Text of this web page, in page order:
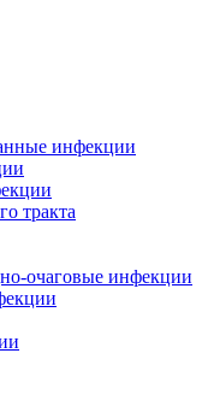
инфекции
тракта
очаговые инфекции